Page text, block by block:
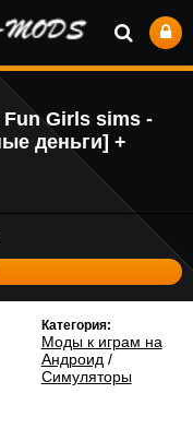
Fun Girls sims -
деньги] +
Категория:
Моды к играм на
Андроид /
Симуляторы